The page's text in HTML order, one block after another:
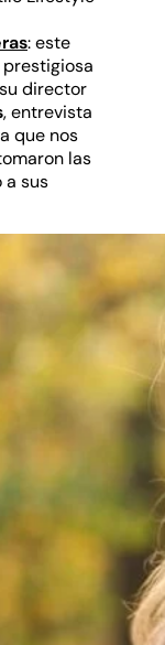
: este
director
, entrevista
que nos
las
a sus